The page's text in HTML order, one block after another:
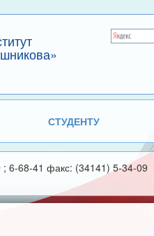
СТУДЕНТУ
6-68-41 факс: (34141) 5-34-09